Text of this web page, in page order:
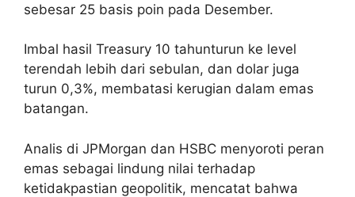
sebesar 25 basis poin pada Desember.
Imbal hasil Treasury 10 tahunturun ke level
terendah lebih dari sebulan, dan dolar juga
turun 0,3%, membatasi kerugian dalam emas
batangan.
Analis di JPMorgan dan HSBC menyoroti peran
emas sebagai lindung nilai terhadap
ketidakpastian geopolitik, mencatat bahwa